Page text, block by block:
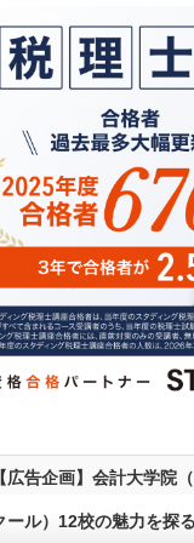
広告企画】会計大学院
ール）12校の魅力を探る